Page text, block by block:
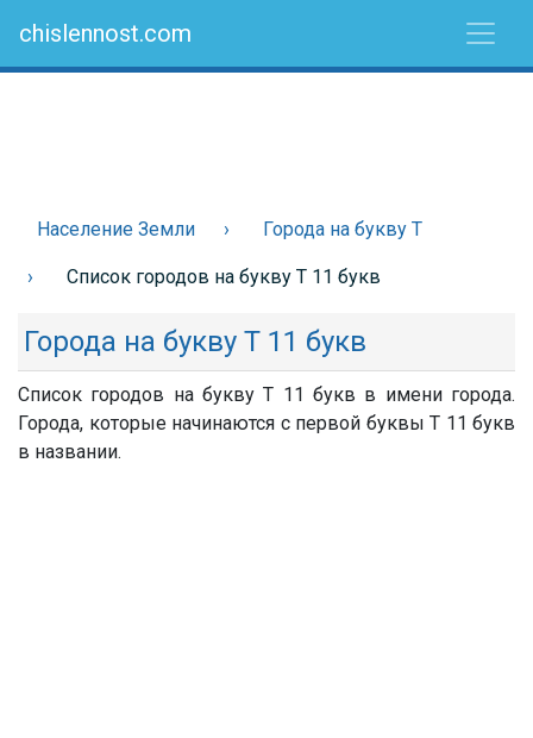
chislennost.com
Население Земли Города на букву Т
Список городов на букву Т 11 букв
Города на букву Т 11 букв
Список городов на букву Т 11 букв в имени города.
Города, которые начинаются с первой буквы Т 11 букв
в названии.